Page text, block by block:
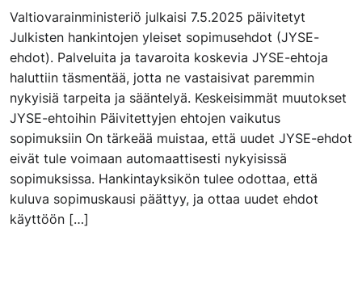
Valtiovarainministeriö julkaisi 7.5.2025 päivitetyt
Julkisten hankintojen yleiset sopimusehdot (JYSE-
ehdot). Palveluita ja tavaroita koskevia JYSE-ehtoja
haluttiin täsmentää, jotta ne vastaisivat paremmin
nykyisiä tarpeita ja sääntelyä. Keskeisimmät muutokset
JYSE-ehtoihin Päivitettyjen ehtojen vaikutus
sopimuksiin On tärkeää muistaa, että uudet JYSE-ehdot
eivät tule voimaan automaattisesti nykyisissä
sopimuksissa. Hankintayksikön tulee odottaa, että
kuluva sopimuskausi päättyy, ja ottaa uudet ehdot
käyttöön […]